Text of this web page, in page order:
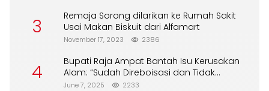
3
Remaja Sorong dilarikan ke Rumah Sakit
Usai Makan Biskuit dari Alfamart
November 17, 2023 2386
4
Bupati Raja Ampat Bantah Isu Kerusakan
Alam: “Sudah Direboisasi dan Tidak
Merusak Lingkungan”
June 7, 2025 2233